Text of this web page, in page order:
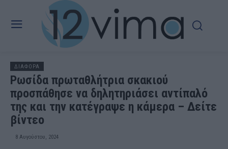
ΔΙΑΦΟΡΑ
Ρωσίδα πρωταθλήτρια σκακιού
προσπάθησε να δηλητηριάσει αντίπαλό
της και την κατέγραψε η κάμερα – Δείτε
βίντεο
8 Αυγούστου, 2024